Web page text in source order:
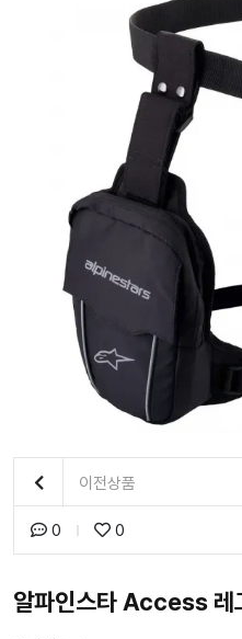
이전상품
0 0
알파인스타 Access